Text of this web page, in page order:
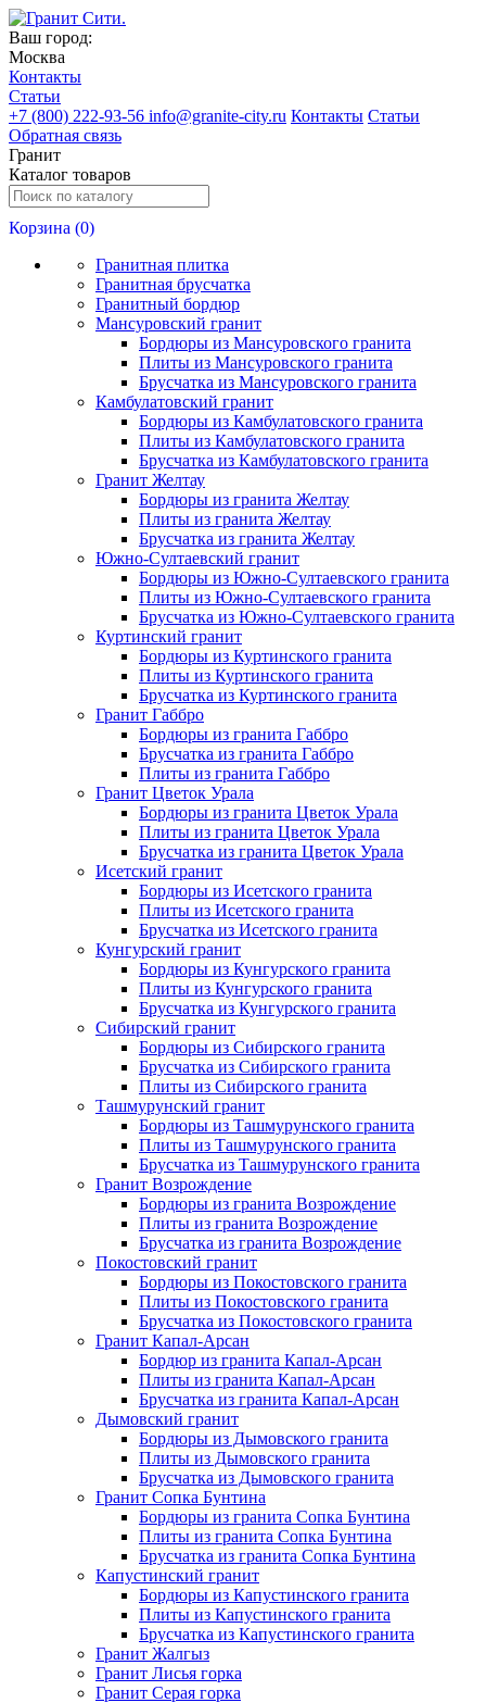
Ваш город:
Москва
Контакты
Статьи
+7 (800) 222-93-56 info@granite-city.ru Контакты Статьи
Обратная связь
Гранит
Каталог товаров
Корзина (0)
Гранитная плитка
Гранитная брусчатка
Гранитный бордюр
Мансуровский гранит
Бордюры из Мансуровского гранита
Плиты из Мансуровского гранита
Брусчатка из Мансуровского гранита
Камбулатовский гранит
Бордюры из Камбулатовского гранита
Плиты из Камбулатовского гранита
Брусчатка из Камбулатовского гранита
Гранит Желтау
Бордюры из гранита Желтау
Плиты из гранита Желтау
Брусчатка из гранита Желтау
Южно-Султаевский гранит
Бордюры из Южно-Султаевского гранита
Плиты из Южно-Султаевского гранита
Брусчатка из Южно-Султаевского гранита
Куртинский гранит
Бордюры из Куртинского гранита
Плиты из Куртинского гранита
Брусчатка из Куртинского гранита
Гранит Габбро
Бордюры из гранита Габбро
Брусчатка из гранита Габбро
Плиты из гранита Габбро
Гранит Цветок Урала
Бордюры из гранита Цветок Урала
Плиты из гранита Цветок Урала
Брусчатка из гранита Цветок Урала
Исетский гранит
Бордюры из Исетского гранита
Плиты из Исетского гранита
Брусчатка из Исетского гранита
Кунгурский гранит
Бордюры из Кунгурского гранита
Плиты из Кунгурского гранита
Брусчатка из Кунгурского гранита
Сибирский гранит
Бордюры из Сибирского гранита
Брусчатка из Сибирского гранита
Плиты из Сибирского гранита
Ташмурунский гранит
Бордюры из Ташмурунского гранита
Плиты из Ташмурунского гранита
Брусчатка из Ташмурунского гранита
Гранит Возрождение
Бордюры из гранита Возрождение
Плиты из гранита Возрождение
Брусчатка из гранита Возрождение
Покостовский гранит
Бордюры из Покостовского гранита
Плиты из Покостовского гранита
Брусчатка из Покостовского гранита
Гранит Капал-Арсан
Бордюр из гранита Капал-Арсан
Плиты из гранита Капал-Арсан
Брусчатка из гранита Капал-Арсан
Дымовский гранит
Бордюры из Дымовского гранита
Плиты из Дымовского гранита
Брусчатка из Дымовского гранита
Гранит Сопка Бунтина
Бордюры из гранита Сопка Бунтина
Плиты из гранита Сопка Бунтина
Брусчатка из гранита Сопка Бунтина
Капустинский гранит
Бордюры из Капустинского гранита
Плиты из Капустинского гранита
Брусчатка из Капустинского гранита
Гранит Жалгыз
Гранит Лисья горка
Гранит Серая горка